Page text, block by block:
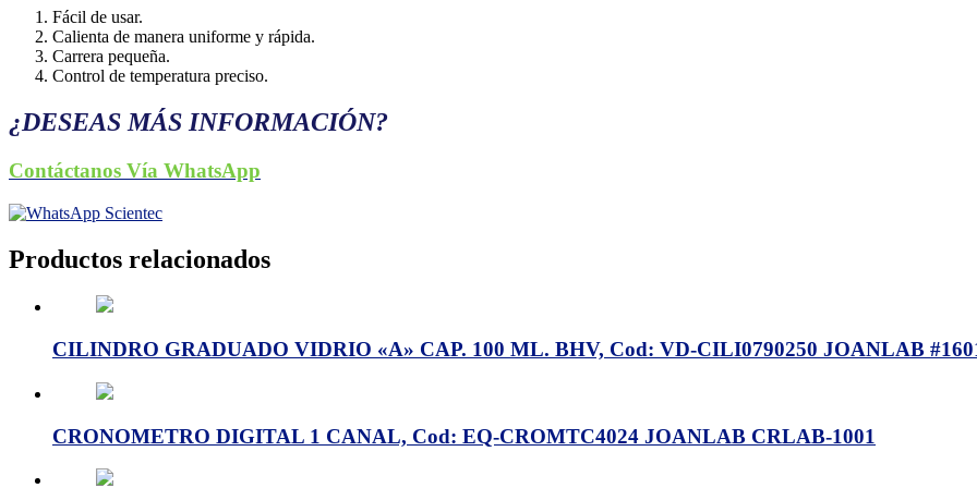
Fácil de usar.
Calienta de manera uniforme y rápida.
Carrera pequeña.
Control de temperatura preciso.
¿DESEAS MÁS INFORMACIÓN?
Contáctanos Vía WhatsApp
Productos relacionados
CILINDRO GRADUADO VIDRIO «A» CAP. 100 ML. BHV, Cod: VD-CILI0790250 JOANLAB
CRONOMETRO DIGITAL 1 CANAL, Cod: EQ-CROMTC4024 JOANLAB CRLAB-1001